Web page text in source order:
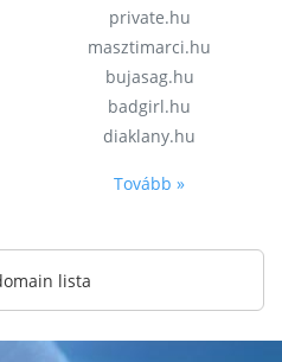
private.hu
masztimarci.hu
bujasag.hu
badgirl.hu
diaklany.hu
Tovább »
lista